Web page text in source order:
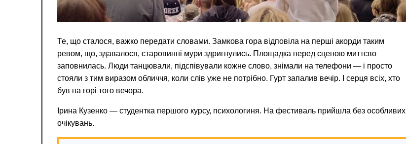
Те, що сталося, важко передати словами. Замкова гора відповіла на перші акорди таким
ревом, що, здавалося, старовинні мури здригнулись. Площадка перед сценою миттєво
заповнилась. Люди танцювали, підспівували кожне слово, знімали на телефони — і просто
стояли з тим виразом обличчя, коли слів уже не потрібно. Гурт запалив вечір. І серця всіх, хто
був на горі того вечора.
Ірина Кузенко — студентка першого курсу, психологиня. На фестиваль прийшла без особливих
очікувань.